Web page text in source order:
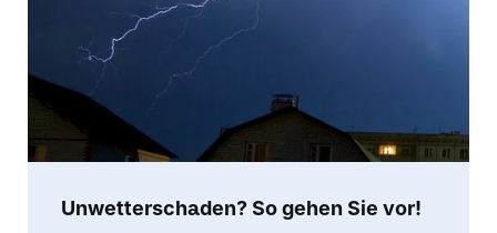
Unwetterschaden? So gehen Sie vor!